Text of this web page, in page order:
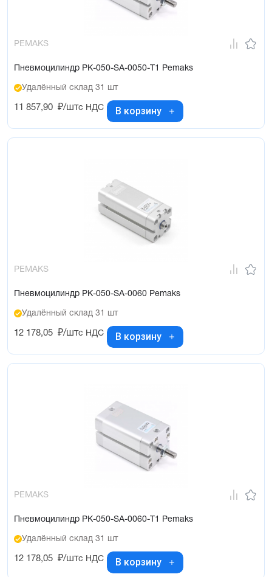
PEMAKS
Пневмоцилиндр PK-050-SA-0050-T1 Pemaks
Удалённый склад 31 шт
11 857,90 ₽/штс НДС В корзину
PEMAKS
Пневмоцилиндр PK-050-SA-0060 Pemaks
Удалённый склад 31 шт
12 178,05 ₽/штс НДС В корзину
PEMAKS
Пневмоцилиндр PK-050-SA-0060-T1 Pemaks
Удалённый склад 31 шт
12 178,05 ₽/штс НДС В корзину